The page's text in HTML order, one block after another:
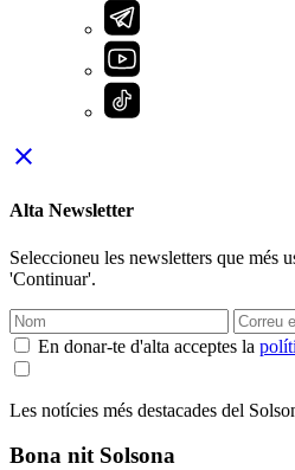
close
Alta Newsletter
Seleccioneu les newsletters que més
'Continuar'.
En donar-te d'alta acceptes la
Les notícies més destacades del
Bona nit Solsona